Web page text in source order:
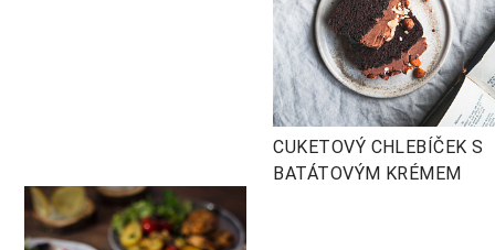
CUKETOVÝ CHLEBÍČEK S
BATÁTOVÝM KRÉMEM